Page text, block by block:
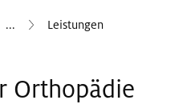
... Leistungen
Orthopädie